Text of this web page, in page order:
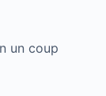
un coup